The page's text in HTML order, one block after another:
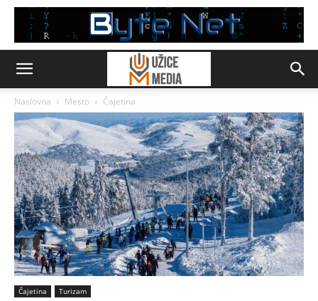
Naslovna Mesto Čajetina
Čajetina Turizam